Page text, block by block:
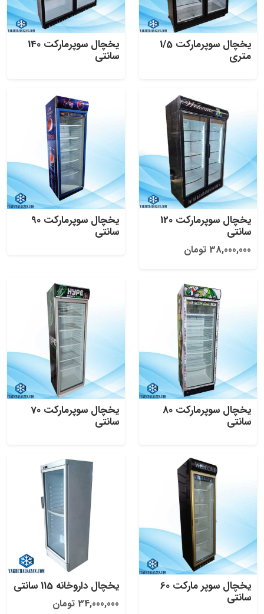
یخچال سوپرمارکت 1/5
متری
یخچال سوپرمارکت 140
سانتی
یخچال سوپرمارکت 120
سانتی
38,000,000 تومان
یخچال سوپرمارکت 90
سانتی
یخچال سوپرمارکت 80
سانتی
یخچال سوپرمارکت 70
سانتی
یخچال سوپر مارکت 60
سانتی
یخچال داروخانه 115 سانتی
34,000,000 تومان